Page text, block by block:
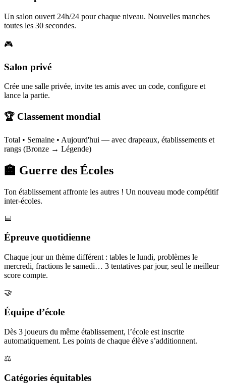
Un salon ouvert 24h/24 pour chaque niveau. Nouvelles manches
toutes les 30 secondes.
🎮
Salon privé
Crée une salle privée, invite tes amis avec un code, configure et
lance la partie.
🏆 Classement mondial
Total • Semaine • Aujourd'hui — avec drapeaux, établissements et
rangs (Bronze → Légende)
🏫 Guerre des Écoles
Ton établissement affronte les autres ! Un nouveau mode compétitif
inter-écoles.
📅
Épreuve quotidienne
Chaque jour un thème différent : tables le lundi, problèmes le
mercredi, fractions le samedi… 3 tentatives par jour, seul le meilleur
score compte.
🤝
Équipe d’école
Dès 3 joueurs du même établissement, l’école est inscrite
automatiquement. Les points de chaque élève s’additionnent.
⚖️
Catégories équitables